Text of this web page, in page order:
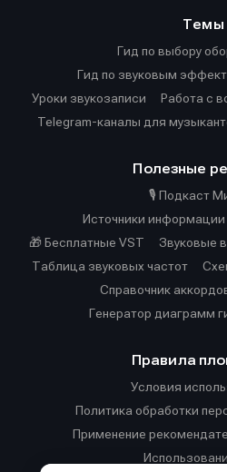
Темы
Гид по выбору
Гид по звуковым
Уроки звукозаписи
Работа с
Telegram-каналы для
Полезные
🎙️ Подкаст
Источники
🎁 Бесплатные VST
Звуковые
Таблица звуковых частот
Справочник
Генератор диаграмм
Правила
Условия
Политика обработки
Применение